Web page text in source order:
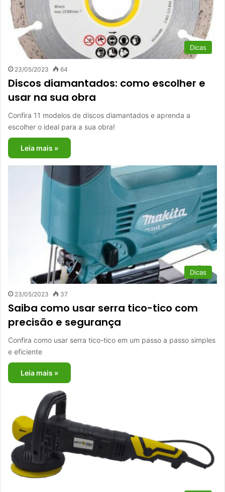
Dicas
23/05/2023 64
Discos diamantados: como escolher e
usar na sua obra
Confira 11 modelos de discos diamantados e aprenda a
escolher o ideal para a sua obra!
Leia mais »
Dicas
23/05/2023 37
Saiba como usar serra tico-tico com
precisão e segurança
Confira como usar serra tico-tico em um passo a passo simples
e eficiente
Leia mais »